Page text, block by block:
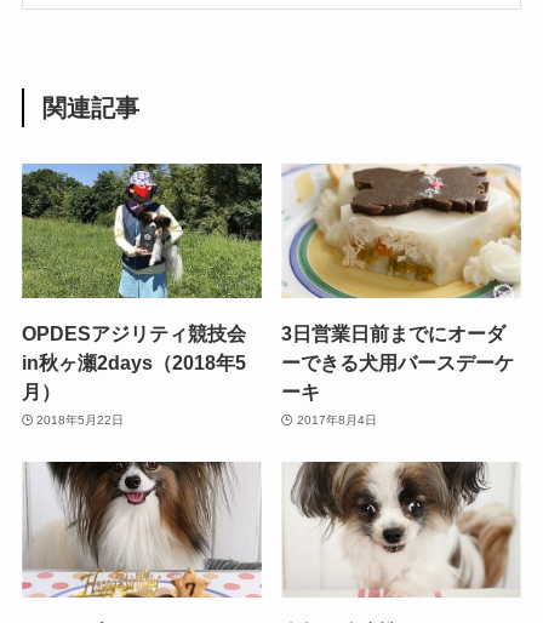
関連記事
OPDESアジリティ競技会
in秋ヶ瀬2days（2018年5
月）
2018年5月22日
3日営業日前までにオーダ
ーできる犬用バースデーケ
ーキ
2017年8月4日